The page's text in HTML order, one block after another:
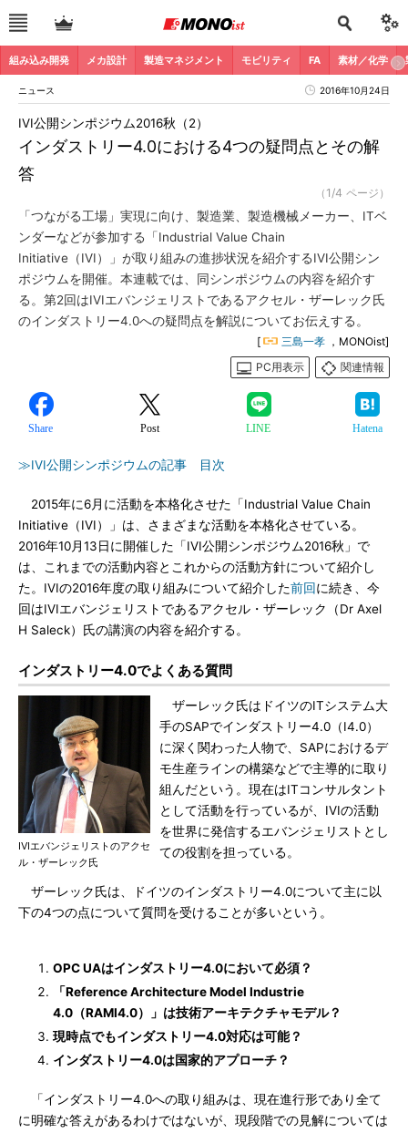
組み込み開発 メカ設計 製造マネジメント モビリティ FA 素材／化学
ニュース 2016年10月24日
インダストリー4.0における4つの疑問点とその解
答
IVI公開シンポジウム2016秋（2）
（1/4 ページ）
「つながる工場」実現に向け、製造業、製造機械メーカー、ITベ
ンダーなどが参加する「Industrial Value Chain
Initiative（IVI）」が取り組みの進捗状況を紹介するIVI公開シン
ポジウムを開催。本連載では、同シンポジウムの内容を紹介す
る。第2回はIVIエバンジェリストであるアクセル・ザーレック氏
のインダストリー4.0への疑問点を解説についてお伝えする。
[ 三島一孝 ，MONOist]
PC用表示
関連情報
Share Post LINE Hatena
≫IVI公開シンポジウムの記事 目次
2015年に6月に活動を本格化させた「Industrial Value Chain
Initiative（IVI）」は、さまざまな活動を本格化させている。
2016年10月13日に開催した「IVI公開シンポジウム2016秋」で
は、これまでの活動内容とこれからの活動方針について紹介し
た。IVIの2016年度の取り組みについて紹介した前回に続き、今
回はIVIエバンジェリストであるアクセル・ザーレック（Dr Axel
H Saleck）氏の講演の内容を紹介する。
インダストリー4.0でよくある質問
IVIエバンジェリストのアクセ
ル・ザーレック氏
ザーレック氏はドイツのITシステム大
手のSAPでインダストリー4.0（I4.0）
に深く関わった人物で、SAPにおけるデ
モ生産ラインの構築などで主導的に取り
組んだという。現在はITコンサルタント
として活動を行っているが、IVIの活動
を世界に発信するエバンジェリストとし
ての役割を担っている。
ザーレック氏は、ドイツのインダストリー4.0について主に以
下の4つの点について質問を受けることが多いという。
OPC UAはインダストリー4.0において必須？
「Reference Architecture Model Industrie
4.0（RAMI4.0）」は技術アーキテクチャモデル？
現時点でもインダストリー4.0対応は可能？
インダストリー4.0は国家的アプローチ？
「インダストリー4.0への取り組みは、現在進行形であり全て
に明確な答えがあるわけではないが、現段階での見解については